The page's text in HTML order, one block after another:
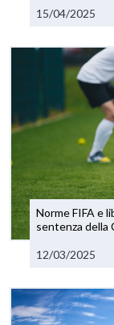
15/04/2025
Norme FIFA e
sentenza della
12/03/2025